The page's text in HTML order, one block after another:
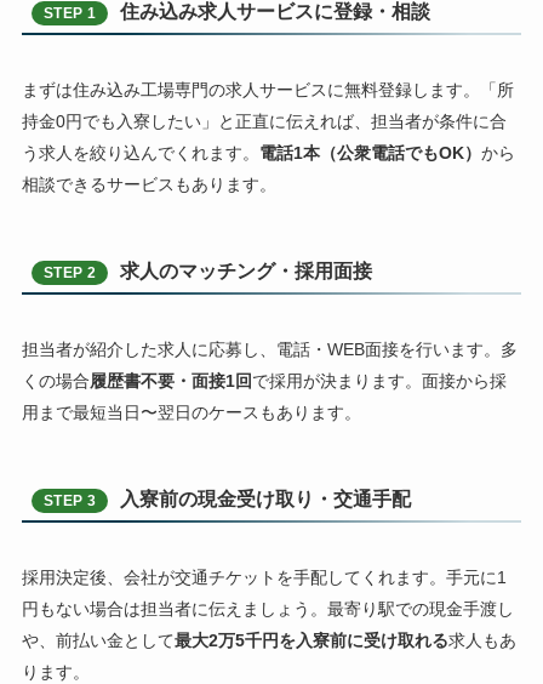
STEP 1 住み込み求人サービスに登録・相談
まずは住み込み工場専門の求人サービスに無料登録します。「所
持金0円でも入寮したい」と正直に伝えれば、担当者が条件に合
う求人を絞り込んでくれます。 電話1本（公衆電話でもOK） から
相談できるサービスもあります。
STEP 2 求人のマッチング・採用面接
担当者が紹介した求人に応募し、電話・WEB面接を行います。多
くの場合履歴書不要・面接1回で採用が決まります。面接から採
用まで最短当日〜翌日のケースもあります。
STEP 3 入寮前の現金受け取り・交通手配
採用決定後、会社が交通チケットを手配してくれます。手元に1
円もない場合は担当者に伝えましょう。最寄り駅での現金手渡し
や、前払い金として最大2万5千円を入寮前に受け取れる求人もあ
ります。